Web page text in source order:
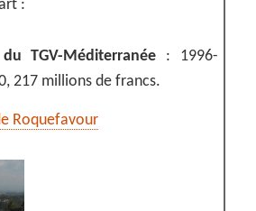
:
TGV-Méditerranée : 1996-
217 millions de francs.
Roquefavour